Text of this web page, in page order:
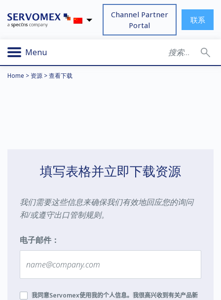
Channel Partner
Portal
联系
Menu
Home > 资源 >查看下载
填写表格并立即下载资源
我们需要这些信息来确保我们有效地回应您的询问
和/或遵守出口管制规则。
电子邮件：
我同意Servomex使用我的个人信息。我很高兴收到有关产品新